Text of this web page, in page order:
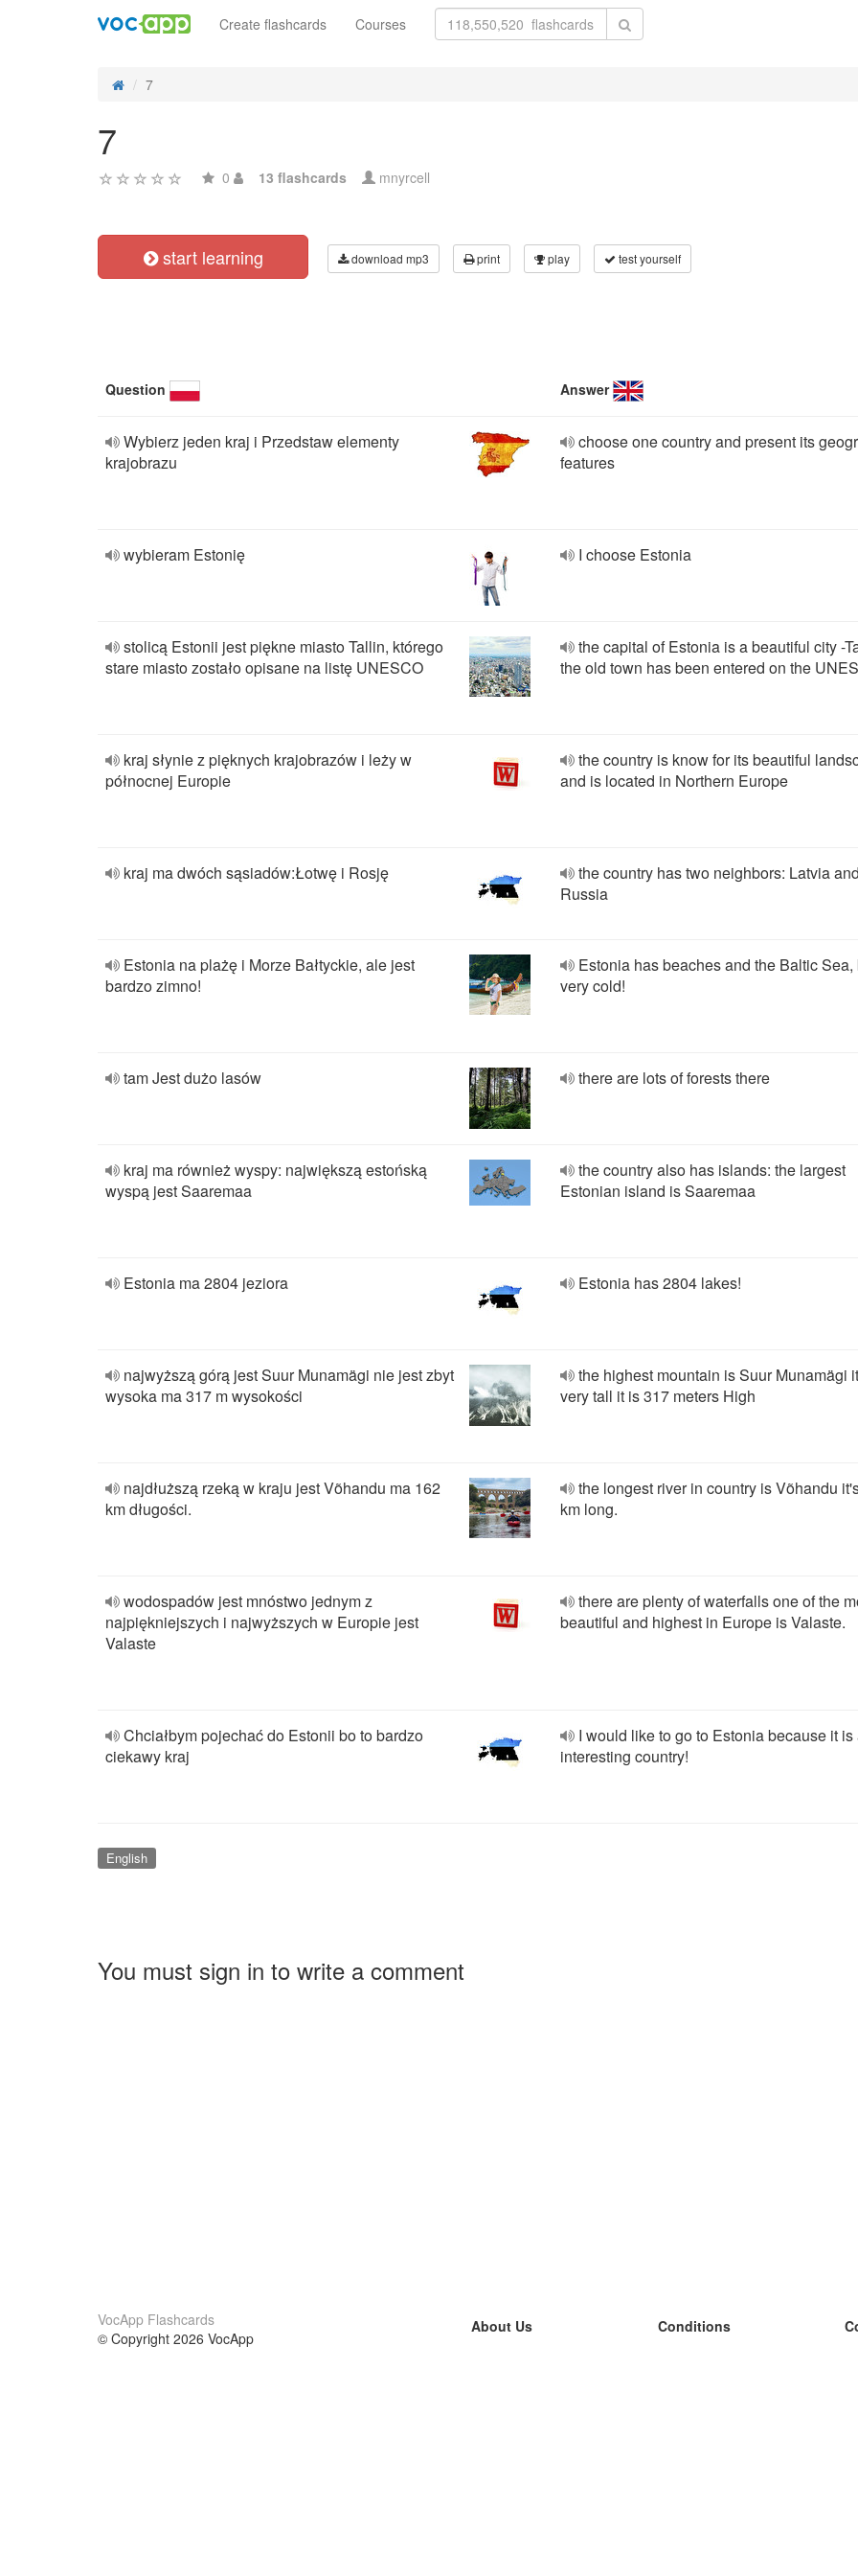
Create flashcards Courses
7
7
0 13 flashcards mnyrcell
start learning download mp3 print play test yourself
Question Answer
Wybierz jeden kraj i Przedstaw elementy
krajobrazu
choose one country and present its
features
wybieram Estonię I choose Estonia
stolicą Estonii jest piękne miasto Tallin, którego
stare miasto zostało opisane na listę UNESCO
the capital of Estonia is a beautiful city -
the old town has been entered on the
kraj słynie z pięknych krajobrazów i leży w
północnej Europie
the country is know for its beautiful
and is located in Northern Europe
kraj ma dwóch sąsiadów:Łotwę i Rosję
the country has two neighbors: Latvia and
Russia
Estonia na plażę i Morze Bałtyckie, ale jest
bardzo zimno!
Estonia has beaches and the Baltic Sea,
very cold!
tam Jest dużo lasów there are lots of forests there
kraj ma również wyspy: największą estońską
wyspą jest Saaremaa
the country also has islands: the largest
Estonian island is Saaremaa
Estonia ma 2804 jeziora Estonia has 2804 lakes!
najwyższą górą jest Suur Munamägi nie jest zbyt
wysoka ma 317 m wysokości
the highest mountain is Suur Munamägi
very tall it is 317 meters High
najdłuższą rzeką w kraju jest Võhandu ma 162
km długości.
the longest river in country is Võhandu
km long.
wodospadów jest mnóstwo jednym z
najpiękniejszych i najwyższych w Europie jest
Valaste
there are plenty of waterfalls one of the
beautiful and highest in Europe is Valaste.
Chciałbym pojechać do Estonii bo to bardzo
ciekawy kraj
I would like to go to Estonia because it is
interesting country!
English
You must sign in to write a comment
VocApp Flashcards
© Copyright 2026 VocApp
About Us
Conditions